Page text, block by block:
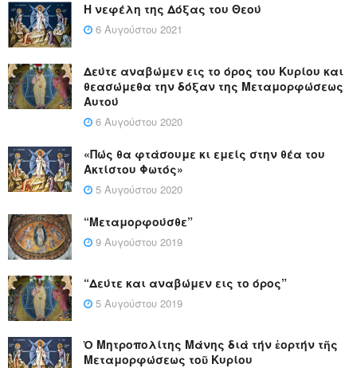
Η νεφέλη της Δόξας του Θεού
6 Αυγούστου 2021
Δεύτε αναβώμεν εις το όρος του Κυρίου και
θεασώμεθα την δόξαν της Μεταμορφώσεως
Αυτού
6 Αυγούστου 2020
«Πώς θα φτάσουμε κι εμείς στην θέα του
Ακτίστου Φωτός»
5 Αυγούστου 2020
“Μεταμορφούσθε”
9 Αυγούστου 2019
“Δεύτε και αναβώμεν εις το όρος”
5 Αυγούστου 2019
Ὁ Μητροπολίτης Μάνης διά τήν ἑορτήν τῆς
Μεταμορφώσεως τοῦ Κυρίου